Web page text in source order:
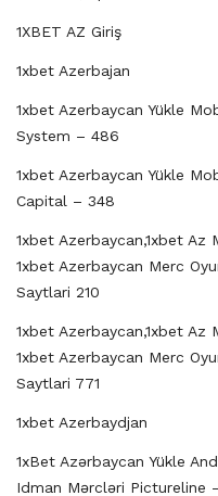
1XBET AZ Giriş
1xbet Azerbajan
1xbet Azerbaycan Yükle
System – 486
1xbet Azerbaycan Yükle
Capital – 348
1xbet Azerbaycan,1xbet Az
1xbet Azerbaycan Merc
Saytlari 210
1xbet Azerbaycan,1xbet Az
1xbet Azerbaycan Merc
Saytlari 771
1xbet Azerbaydjan
1xBet Azərbaycan Yükle
Idman Mərcləri Pictureline